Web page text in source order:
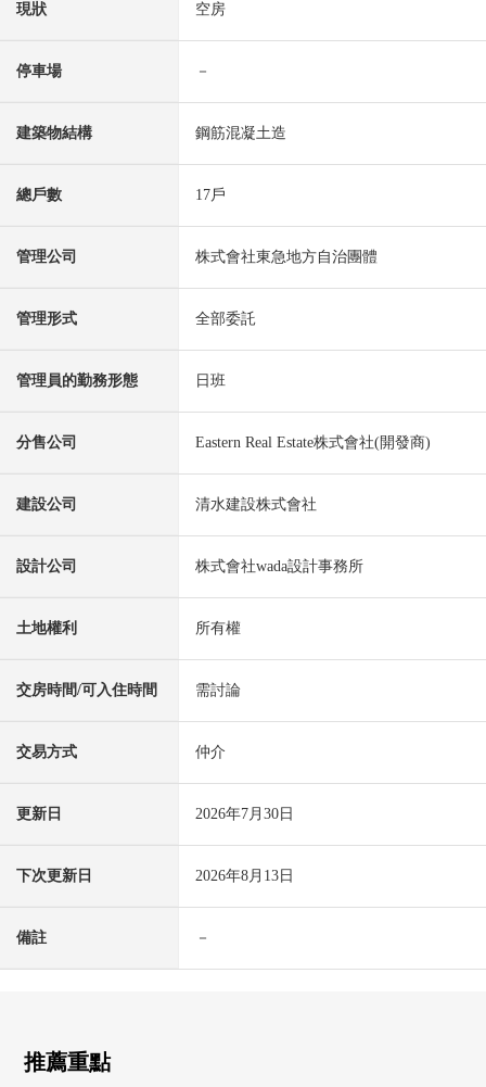
現狀 空房
停車場 －
建築物結構 鋼筋混凝土造
總戶數 17戶
管理公司 株式會社東急地方自治團體
管理形式 全部委託
管理員的勤務形態 日班
分售公司 Eastern Real Estate株式會社(開發商)
建設公司 清水建設株式會社
設計公司 株式會社wada設計事務所
土地權利 所有權
交房時間/可入住時間 需討論
交易方式 仲介
更新日 2026年7月30日
下次更新日 2026年8月13日
備註 －
推薦重點